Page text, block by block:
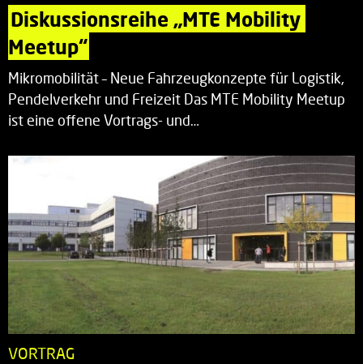
Diskussionsreihe „MTE Mobility
Meetup“
Mikromobilität – Neue Fahrzeugkonzepte für Logistik,
Pendelverkehr und Freizeit Das MTE Mobility Meetup
ist eine offene Vortrags- und…
VORTRAG